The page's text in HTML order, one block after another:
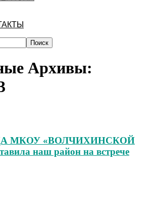
Архивы:
МКОУ «ВОЛЧИХИНСКОЙ
наш район на встрече